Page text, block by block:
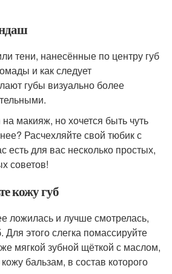
тени, нанесённые по центру губ
и как следует
губы визуально более
макияж, но хочется быть чуть
Расчехляйте свой тюбик с
есть для вас несколько простых,
советов!
кожу губ
ложилась и лучше смотрелась,
Для этого слегка помассируйте
мягкой зубной щёткой с маслом,
бальзам, в состав которого